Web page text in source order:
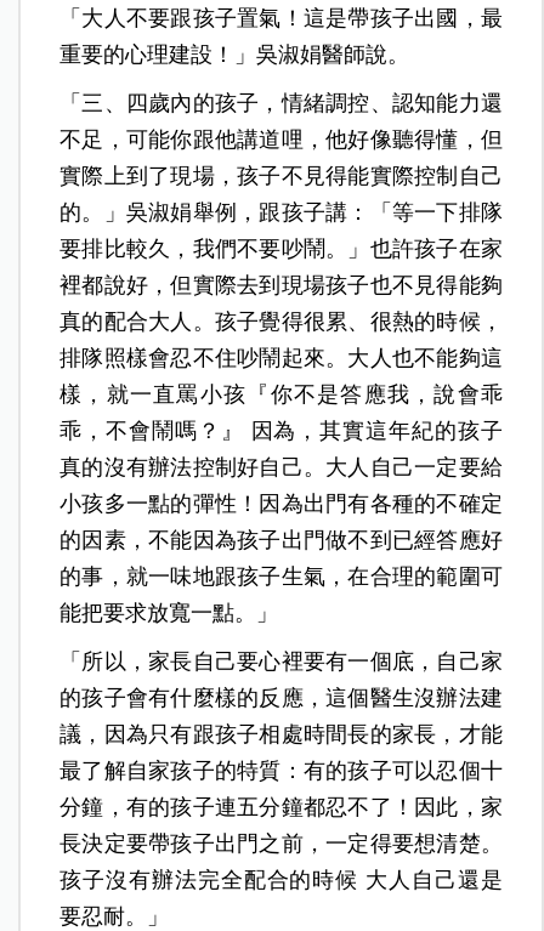
「大人不要跟孩子置氣！這是帶孩子出國，最
重要的心理建設！」吳淑娟醫師說。
「三、四歲內的孩子，情緒調控、認知能力還
不足，可能你跟他講道哩，他好像聽得懂，但
實際上到了現場，孩子不見得能實際控制自己
的。」吳淑娟舉例，跟孩子講：「等一下排隊
要排比較久，我們不要吵鬧。」也許孩子在家
裡都說好，但實際去到現場孩子也不見得能夠
真的配合大人。孩子覺得很累、很熱的時候，
排隊照樣會忍不住吵鬧起來。大人也不能夠這
樣，就一直罵小孩『你不是答應我，說會乖
乖，不會鬧嗎？』 因為，其實這年紀的孩子
真的沒有辦法控制好自己。大人自己一定要給
小孩多一點的彈性！因為出門有各種的不確定
的因素，不能因為孩子出門做不到已經答應好
的事，就一味地跟孩子生氣，在合理的範圍可
能把要求放寬一點。」
「所以，家長自己要心裡要有一個底，自己家
的孩子會有什麼樣的反應，這個醫生沒辦法建
議，因為只有跟孩子相處時間長的家長，才能
最了解自家孩子的特質：有的孩子可以忍個十
分鐘，有的孩子連五分鐘都忍不了！因此，家
長決定要帶孩子出門之前，一定得要想清楚。
孩子沒有辦法完全配合的時候 大人自己還是
要忍耐。」